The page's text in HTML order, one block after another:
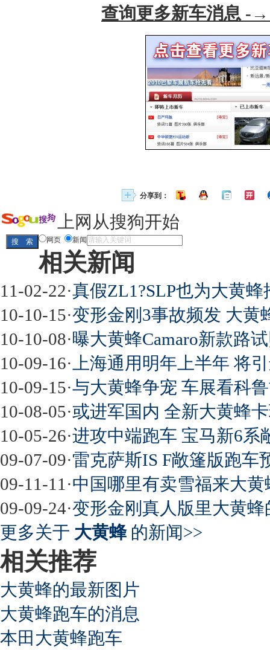
查询更多新车消息 -→
分享到：
上网从搜狗开始
网页 新闻
相关新闻
11-02-22·真假ZL1?SLP也为大黄
10-10-15·变形金刚3事故频发 大黄
10-10-08·曝大黄蜂Camaro新款路
10-09-16· 上海通用明年上半年 将
10-09-15·与大黄蜂争宠 车展看科
10-08-05·或进军国内 全新大黄蜂
10-05-26·进攻中端跑车 宝马新6系
09-07-09·雷克萨斯IS F敞篷版跑车
09-11-11 ·中国哪里有卖雪福来大
09-09-24·变形金刚真人版里大黄
更多关于 大黄蜂的新闻>>
相关推荐
大黄蜂的最新图片
大黄蜂跑车的消息
本田大黄蜂跑车